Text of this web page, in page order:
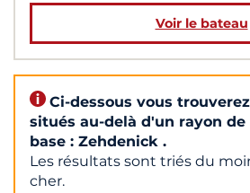
Voir le bateau
Ci-dessous vous
situés au-delà d'un rayon
base : Zehdenick .
Les résultats sont triés du
cher.